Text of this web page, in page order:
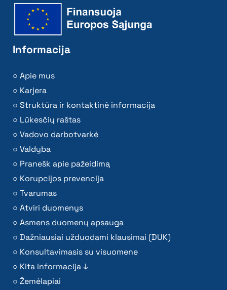
Informacija
Apie mus
Karjera
Struktūra ir kontaktinė informacija
Lūkesčių raštas
Vadovo darbotvarkė
Valdyba
Pranešk apie pažeidimą
Korupcijos prevencija
Tvarumas
Atviri duomenys
Asmens duomenų apsauga
Dažniausiai užduodami klausimai (DUK)
Konsultavimasis su visuomene
Kita informacija ↓
Žemėlapiai